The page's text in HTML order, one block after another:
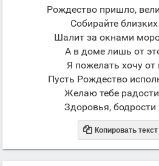
Рождество пришло,
Собирайте
Шалит за окнами
А в доме лишь от
Я пожелать хочу
Пусть Рождество
Желаю тебе
Здоровья, бодрости
 Копировать текст